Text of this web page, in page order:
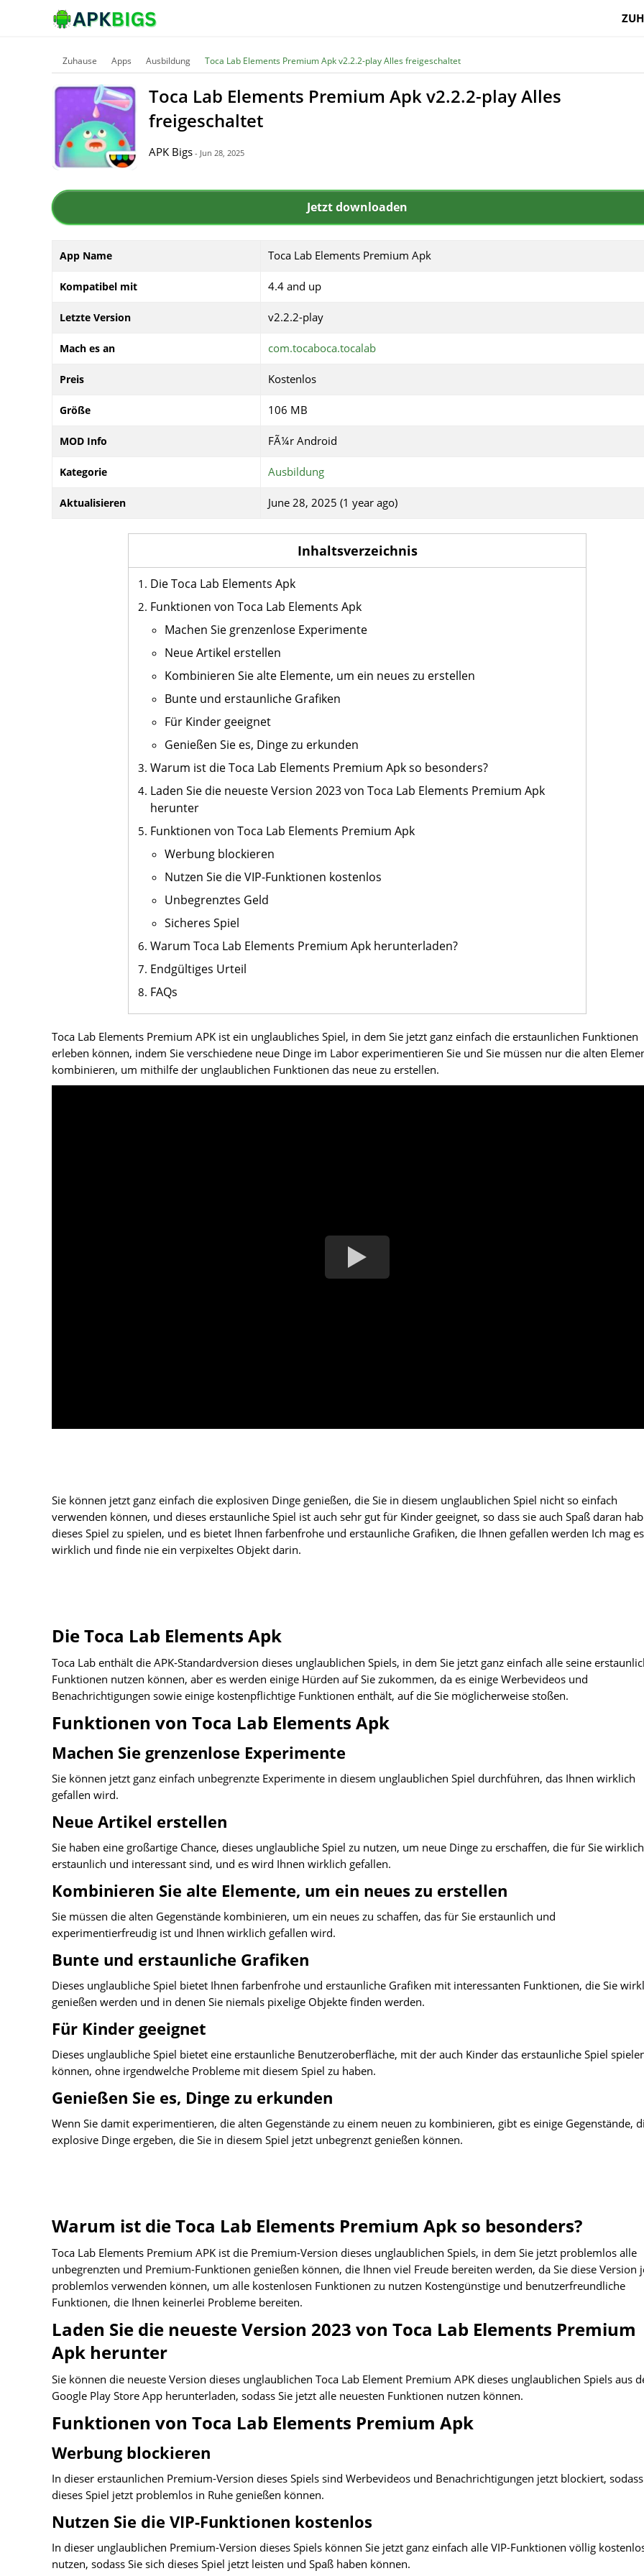
Zuhause Apps Ausbildung Toca Lab Elements Premium Apk v2.2.2-play Alles freigeschaltet
Toca Lab Elements Premium Apk v2.2.2-play Alles
freigeschaltet
APK Bigs - Jun 28, 2025
Jetzt downloaden
App Name Toca Lab Elements Premium Apk
Kompatibel mit 4.4 and up
Letzte Version v2.2.2-play
Mach es an com.tocaboca.tocalab
Preis Kostenlos
Größe 106 MB
MOD Info FÃ¼r Android
Kategorie Ausbildung
Aktualisieren June 28, 2025 (1 year ago)
Inhaltsverzeichnis
Die Toca Lab Elements Apk
Funktionen von Toca Lab Elements Apk
Machen Sie grenzenlose Experimente
Neue Artikel erstellen
Kombinieren Sie alte Elemente, um ein neues zu erstellen
Bunte und erstaunliche Grafiken
Für Kinder geeignet
Genießen Sie es, Dinge zu erkunden
Warum ist die Toca Lab Elements Premium Apk so besonders?
Laden Sie die neueste Version 2023 von Toca Lab Elements Premium Apk
herunter
Funktionen von Toca Lab Elements Premium Apk
Werbung blockieren
Nutzen Sie die VIP-Funktionen kostenlos
Unbegrenztes Geld
Sicheres Spiel
Warum Toca Lab Elements Premium Apk herunterladen?
Endgültiges Urteil
FAQs
Toca Lab Elements Premium APK ist ein unglaubliches Spiel, in dem Sie jetzt ganz einfach die erstaunlichen Funktionen
erleben können, indem Sie verschiedene neue Dinge im Labor experimentieren Sie und Sie müssen nur die alten
kombinieren, um mithilfe der unglaublichen Funktionen das neue zu erstellen.
Sie können jetzt ganz einfach die explosiven Dinge genießen, die Sie in diesem unglaublichen Spiel nicht so einfach
verwenden können, und dieses erstaunliche Spiel ist auch sehr gut für Kinder geeignet, so dass sie auch Spaß daran
dieses Spiel zu spielen, und es bietet Ihnen farbenfrohe und erstaunliche Grafiken, die Ihnen gefallen werden Ich mag es
wirklich und finde nie ein verpixeltes Objekt darin.
Die Toca Lab Elements Apk
Toca Lab enthält die APK-Standardversion dieses unglaublichen Spiels, in dem Sie jetzt ganz einfach alle seine
Funktionen nutzen können, aber es werden einige Hürden auf Sie zukommen, da es einige Werbevideos und
Benachrichtigungen sowie einige kostenpflichtige Funktionen enthält, auf die Sie möglicherweise stoßen.
Funktionen von Toca Lab Elements Apk
Machen Sie grenzenlose Experimente
Sie können jetzt ganz einfach unbegrenzte Experimente in diesem unglaublichen Spiel durchführen, das Ihnen wirklich
gefallen wird.
Neue Artikel erstellen
Sie haben eine großartige Chance, dieses unglaubliche Spiel zu nutzen, um neue Dinge zu erschaffen, die für Sie wirklich
erstaunlich und interessant sind, und es wird Ihnen wirklich gefallen.
Kombinieren Sie alte Elemente, um ein neues zu erstellen
Sie müssen die alten Gegenstände kombinieren, um ein neues zu schaffen, das für Sie erstaunlich und
experimentierfreudig ist und Ihnen wirklich gefallen wird.
Bunte und erstaunliche Grafiken
Dieses unglaubliche Spiel bietet Ihnen farbenfrohe und erstaunliche Grafiken mit interessanten Funktionen, die Sie
genießen werden und in denen Sie niemals pixelige Objekte finden werden.
Für Kinder geeignet
Dieses unglaubliche Spiel bietet eine erstaunliche Benutzeroberfläche, mit der auch Kinder das erstaunliche Spiel
können, ohne irgendwelche Probleme mit diesem Spiel zu haben.
Genießen Sie es, Dinge zu erkunden
Wenn Sie damit experimentieren, die alten Gegenstände zu einem neuen zu kombinieren, gibt es einige Gegenstände,
explosive Dinge ergeben, die Sie in diesem Spiel jetzt unbegrenzt genießen können.
Warum ist die Toca Lab Elements Premium Apk so besonders?
Toca Lab Elements Premium APK ist die Premium-Version dieses unglaublichen Spiels, in dem Sie jetzt problemlos alle
unbegrenzten und Premium-Funktionen genießen können, die Ihnen viel Freude bereiten werden, da Sie diese Version
problemlos verwenden können, um alle kostenlosen Funktionen zu nutzen Kostengünstige und benutzerfreundliche
Funktionen, die Ihnen keinerlei Probleme bereiten.
Laden Sie die neueste Version 2023 von Toca Lab Elements Premium
Apk herunter
Sie können die neueste Version dieses unglaublichen Toca Lab Element Premium APK dieses unglaublichen Spiels aus
Google Play Store App herunterladen, sodass Sie jetzt alle neuesten Funktionen nutzen können.
Funktionen von Toca Lab Elements Premium Apk
Werbung blockieren
In dieser erstaunlichen Premium-Version dieses Spiels sind Werbevideos und Benachrichtigungen jetzt blockiert,
dieses Spiel jetzt problemlos in Ruhe genießen können.
Nutzen Sie die VIP-Funktionen kostenlos
In dieser unglaublichen Premium-Version dieses Spiels können Sie jetzt ganz einfach alle VIP-Funktionen völlig
nutzen, sodass Sie sich dieses Spiel jetzt leisten und Spaß haben können.